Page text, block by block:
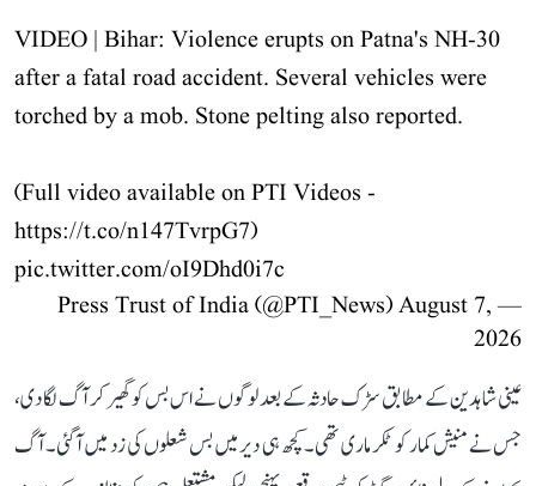
VIDEO | Bihar: Violence erupts on Patna's NH-30
after a fatal road accident. Several vehicles were
torched by a mob. Stone pelting also reported.
(Full video available on PTI Videos -
https://t.co/n147TvrpG7)
pic.twitter.com/oI9Dhd0i7c
— Press Trust of India (@PTI_News)
August 7,
2026
عینی شاہدین کے مطابق سڑک حادثہ کے بعد لوگوں نے اس بس کو گھیر کر آگ لگا دی،
جس نے منیش کمار کو ٹکر ماری تھی۔ کچھ ہی دیر میں بس شعلوں کی زد میں آ گئی۔ آگ